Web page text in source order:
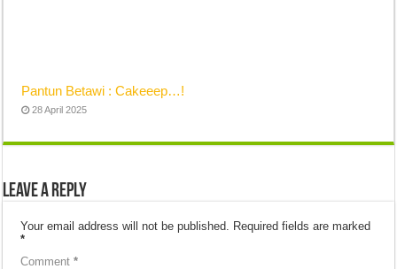
Pantun Betawi : Cakeeep…!
28 April 2025
Leave a Reply
Your email address will not be published. Required fields are marked
*
Comment*